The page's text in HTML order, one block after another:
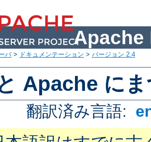
Apache
バ> ドキュメンテーション > バージョン 2.4
Apache に
翻訳済み言語: